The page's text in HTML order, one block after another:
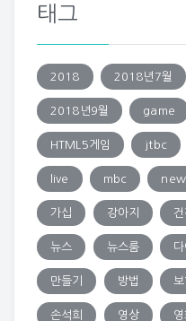
태그
2018 2018년7월
2018년9월 game
HTML5게임 jtbc
live mbc
가십 강아지
뉴스 뉴스룸
만들기 방법 보
손석희 영상